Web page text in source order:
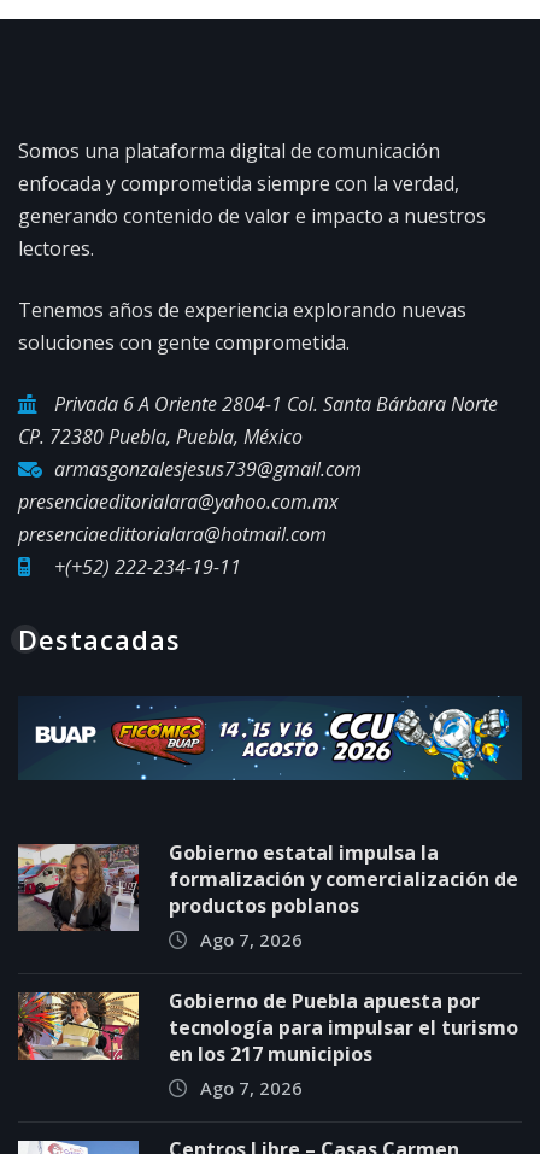
Somos una plataforma digital de comunicación
enfocada y comprometida siempre con la verdad,
generando contenido de valor e impacto a nuestros
lectores.
Tenemos años de experiencia explorando nuevas
soluciones con gente comprometida.
Privada 6 A Oriente 2804-1 Col. Santa Bárbara Norte
CP. 72380 Puebla, Puebla, México
armasgonzalesjesus739@gmail.com
presenciaeditorialara@yahoo.com.mx
presenciaedittorialara@hotmail.com
+(+52) 222-234-19-11
Destacadas
Gobierno estatal impulsa la
formalización y comercialización de
productos poblanos
Ago 7, 2026
Gobierno de Puebla apuesta por
tecnología para impulsar el turismo
en los 217 municipios
Ago 7, 2026